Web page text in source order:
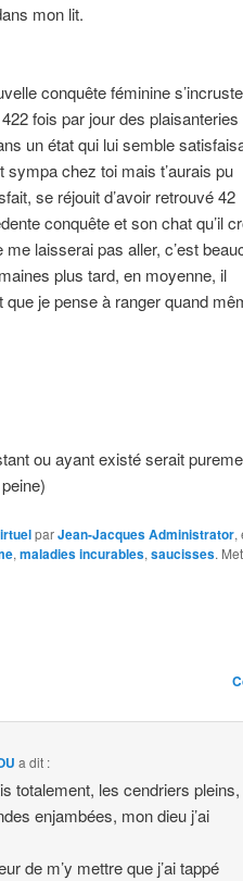
mon lit.
conquête féminine
fois par jour des
un état qui lui semble
sympa chez toi mais t’aurais pu
se réjouit d’avoir retrouvé 42
conquête et son chat qu’il
laisserai pas aller, c’est
plus tard, en moyenne, il
je pense à ranger quand
ou ayant existé serait
parJean-Jacques Administrator,
, maladies incurables, saucisses.
a dit :
totalement, les cendriers pleins,
enjambées, mon dieu j’ai
de m’y mettre que j’ai tappé